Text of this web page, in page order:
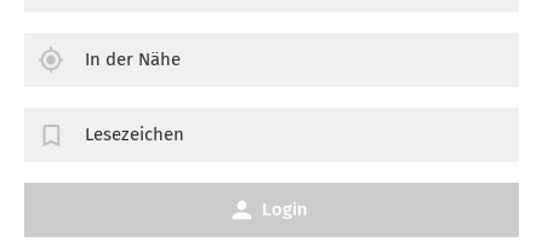
In der Nähe
Lesezeichen
Login